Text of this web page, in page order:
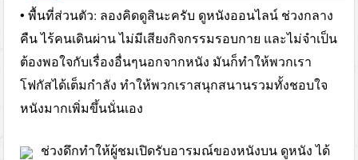
• พื้นที่ส่วนตัว: ลองคิดดูสินะครับ ดูหนังออนไลน์ ช่วงกลาง
คืน ไร้คนเดินผ่าน ไม่มีเสียงกิจกรรมรอบกาย และไม่จำเป็น
ต้องพอใจกับเรื่องอื่นๆนอกจากหนัง มันก็ทำให้พวกเรา
โฟกัสได้เต็มกำลัง ทำให้พวกเราสนุกสนานรวมทั้งชอบใจ
หนังมากเพิ่มขึ้นนั่นเอง
ช่วงดึกทำให้ผู้ชมเปิดรับอารมณ์ของหนังบน ดูหนัง ได้